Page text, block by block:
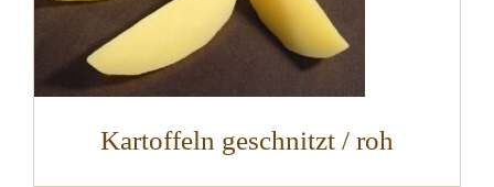
Kartoffeln geschnitzt / roh